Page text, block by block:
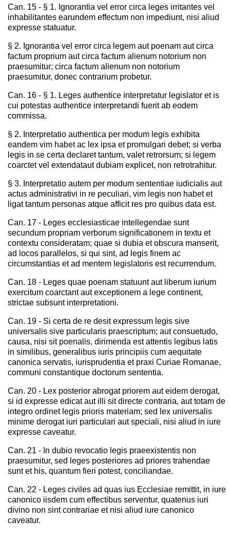
Can. 15 - § 1. Ignorantia vel error circa leges irritantes vel
inhabilitantes earundem effectum non impediunt, nisi aliud
expresse statuatur.
§ 2. Ignorantia vel error circa legem aut poenam aut circa
factum proprium aut circa factum alienum notorium non
praesumitur; circa factum alienum non notorium
praesumitur, donec contrarium probetur.
Can. 16 - § 1. Leges authentice interpretatur legislator et is
cui potestas authentice interpretandi fuerit ab eodem
commissa.
§ 2. Interpretatio authentica per modum legis exhibita
eandem vim habet ac lex ipsa et promulgari debet; si verba
legis in se certa declaret tantum, valet retrorsum; si legem
coarctet vel extendataut dubiam explicet, non retrotrahitur.
§ 3. Interpretatio autem per modum sententiae iudicialis aut
actus administrativi in re peculiari, vim legis non habet et
ligat tantum personas atque afficit res pro quibus data est.
Can. 17 - Leges ecclesiasticae intellegendae sunt
secundum propriam verborum significationem in textu et
contextu consideratam; quae si dubia et obscura manserit,
ad locos parallelos, si qui sint, ad legis finem ac
circumstantias et ad mentem legislatoris est recurrendum.
Can. 18 - Leges quae poenam statuunt aut liberum iurium
exercitum coarctant aut exceptionem a lege continent,
strictae subsunt interpretationi.
Can. 19 - Si certa de re desit expressum legis sive
universalis sive particularis praescriptum; aut consuetudo,
causa, nisi sit poenalis, dirimenda est attentis legibus latis
in similibus, generalibus iuris principiis cum aequitate
canonica servatis, iurisprudentia et praxi Curiae Romanae,
communi constantique doctorum sententia.
Can. 20 - Lex posterior abrogat priorem aut eidem derogat,
si id expresse edicat aut illi sit directe contraria, aut totam de
integro ordinet legis prioris materiam; sed lex universalis
minime derogat iuri particulari aut speciali, nisi aliud in iure
expresse caveatur.
Can. 21 - In dubio revocatio legis praeexistentis non
praesumitur, sed leges posteriores ad priores trahendae
sunt et his, quantum fieri potest, conciliandae.
Can. 22 - Leges civiles ad quas ius Ecclesiae remittit, in iure
canonico iisdem cum effectibus serventur, quatenus iuri
divino non sint contrariae et nisi aliud iure canonico
caveatur.